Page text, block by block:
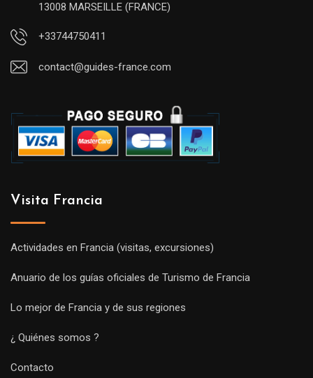
13008 MARSEILLE (FRANCE)
+33744750411
contact@guides-france.com
Visita Francia
Actividades en Francia (visitas, excursiones)
Anuario de los guías oficiales de Turismo de Francia
Lo mejor de Francia y de sus regiones
¿ Quiénes somos ?
Contacto